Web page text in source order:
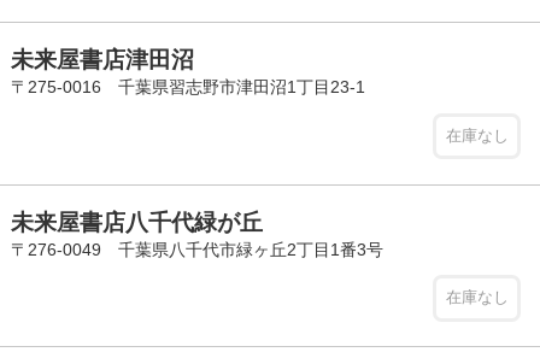
未来屋書店津田沼
〒275-0016 千葉県習志野市津田沼1丁目23-1
在庫なし
未来屋書店八千代緑が丘
〒276-0049 千葉県八千代市緑ヶ丘2丁目1番3号
在庫なし